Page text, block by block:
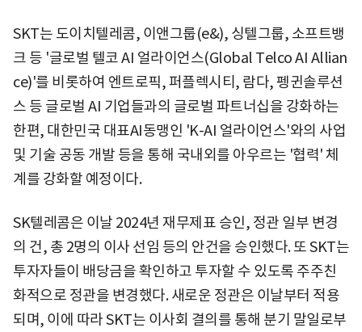
SKT는 도이치텔레콤, 이앤그룹(e&), 싱텔그룹, 소프트뱅
크 등 '글로벌 텔코 AI 얼라이언스(Global Telco AI Allian
ce)'를 비롯하여 엔트로픽, 퍼플렉시티, 람다, 펭귄솔루션
스 등 글로벌 AI 기업들과의 글로벌 파트너십을 강화하는
한편, 대한민국 대표AI동맹인 'K-AI 얼라이언스'와의 사업
및 기술 공동 개발 등을 통해 국내외를 아우르는 '협력' 체
계를 강화할 예정이다.
SK텔레콤은 이날 2024년 재무제표 승인, 정관 일부 변경
의 건, 총 2명의 이사 선임 등의 안건을 승인했다. 또 SKT는
투자자들이 배당금을 확인하고 투자할 수 있도록 주주친
화적으로 정관을 변경했다. 새로운 정관은 이날부터 적용
되며, 이에 따라 SKT는 이사회 결의를 통해 분기 말일로부